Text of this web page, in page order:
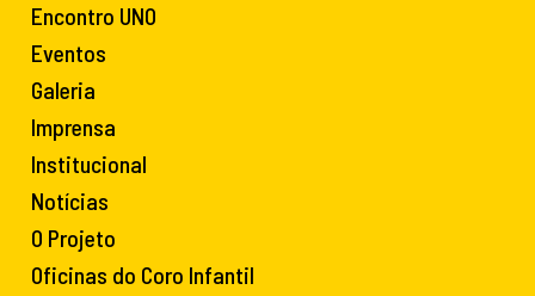
Encontro UNO
Eventos
Galeria
Imprensa
Institucional
Notícias
O Projeto
Oficinas do Coro Infantil